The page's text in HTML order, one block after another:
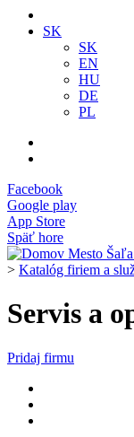
SK
SK
EN
HU
DE
PL
Facebook
Google play
App Store
Späť hore
> Katalóg firiem a
Servis a
Pridaj firmu